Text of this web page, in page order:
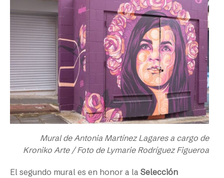
Mural de Antonia Martínez Lagares a cargo de
Kroniko Arte / Foto de Lymarie Rodríguez Figueroa
El segundo mural es en honor a la Selección